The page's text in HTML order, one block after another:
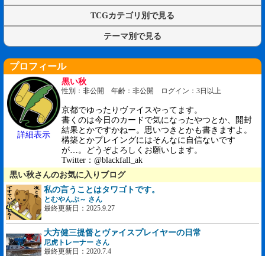
TCGカテゴリ別で見る
テーマ別で見る
プロフィール
詳細表示
黒い秋
性別：非公開 年齢：非公開 ログイン：3日以上
京都でゆったりヴァイスやってます。
書くのは今日のカードで気になったやつとか、開封
結果とかですかねー。思いつきとかも書きますよ。
構築とかプレイングにはそんなに自信ないです
が…。どうぞよろしくお願いします。
Twitter：@blackfall_ak
黒い秋さんのお気に入りブログ
私の言うことはタワゴトです。
とむやんぷ～ さん
最終更新日：2025.9.27
大方健三提督とヴァイスプレイヤーの日常
尼虎トレーナー さん
最終更新日：2020.7.4